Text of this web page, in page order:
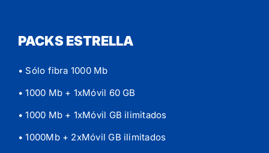
PACKS ESTRELLA
• Sólo fibra 1000 Mb
• 1000 Mb + 1xMóvil 60 GB
• 1000 Mb + 1xMóvil GB ilimitados
• 1000Mb + 2xMóvil GB ilimitados